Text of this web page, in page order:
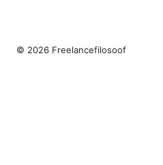
© 2026 Freelancefilosoof